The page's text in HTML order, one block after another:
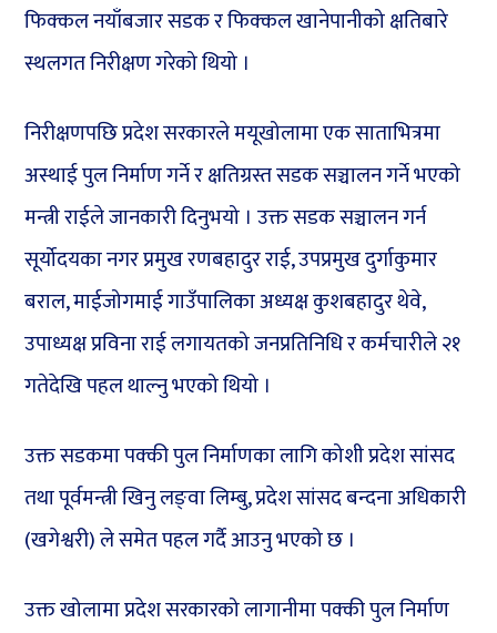
फिक्कल नयाँबजार सडक र फिक्कल खानेपानीको क्षतिबारे
स्थलगत निरीक्षण गरेको थियो ।
निरीक्षणपछि प्रदेश सरकारले मयूखोलामा एक साताभित्रमा
अस्थाई पुल निर्माण गर्ने र क्षतिग्रस्त सडक सञ्चालन गर्ने भएको
मन्त्री राईले जानकारी दिनुभयो । उक्त सडक सञ्चालन गर्न
सूर्योदयका नगर प्रमुख रणबहादुर राई, उपप्रमुख दुर्गाकुमार
बराल, माईजोगमाई गाउँपालिका अध्यक्ष कुशबहादुर थेवे,
उपाध्यक्ष प्रविना राई लगायतको जनप्रतिनिधि र कर्मचारीले २१
गतेदेखि पहल थाल्नु भएको थियो ।
उक्त सडकमा पक्की पुल निर्माणका लागि कोशी प्रदेश सांसद
तथा पूर्वमन्त्री खिनु लङ्वा लिम्बु, प्रदेश सांसद बन्दना अधिकारी
(खगेश्वरी) ले समेत पहल गर्दै आउनु भएको छ ।
उक्त खोलामा प्रदेश सरकारको लागानीमा पक्की पुल निर्माण